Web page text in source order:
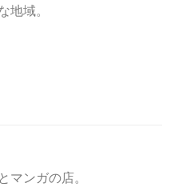
域。
マンガの店。